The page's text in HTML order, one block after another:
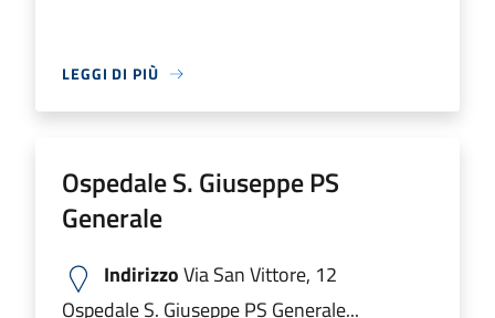
LEGGI DI PIÙ
Ospedale S. Giuseppe PS
Generale
IndirizzoVia San Vittore, 12
Ospedale S. Giuseppe PS Generale...